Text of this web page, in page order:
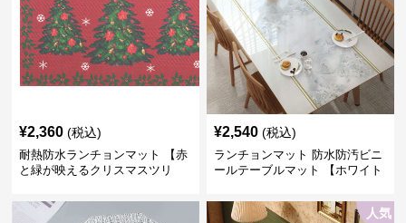
¥2,360 (税込)
耐熱防水ランチョンマット 【赤
と緑が映えるクリスマスツリ
¥2,540 (税込)
ランチョンマット 防水防汚ビニ
ールテーブルマット 【ホワイト
人気